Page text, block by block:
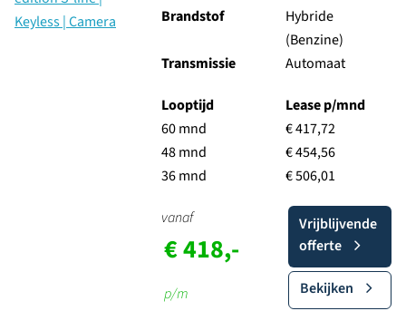
Brandstof
Hybride
(Benzine)
Transmissie
Automaat
Looptijd
60 mnd
48 mnd
36 mnd
Lease p/mnd
€ 417,72
€ 454,56
€ 506,01
vanaf
€ 418,-
p/m
Vrijblijvende
offerte
Bekijken